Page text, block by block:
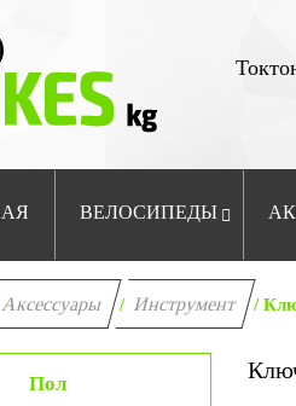
ВЕЛОСИПЕДЫ
Аксессуары / Инструмент /
Пол